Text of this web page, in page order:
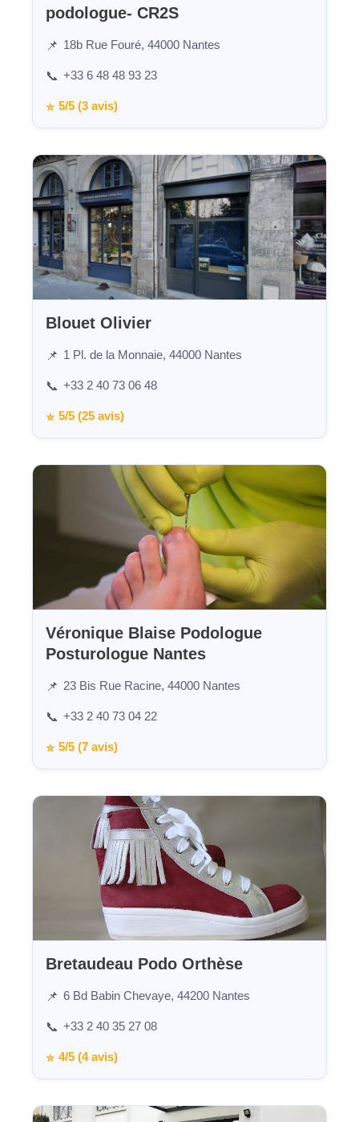
podologue- CR2S
📌 18b Rue Fouré, 44000 Nantes
📞 +33 6 48 48 93 23
⭐ 5/5 (3 avis)
Blouet Olivier
📌 1 Pl. de la Monnaie, 44000 Nantes
📞 +33 2 40 73 06 48
⭐ 5/5 (25 avis)
Véronique Blaise Podologue
Posturologue Nantes
📌 23 Bis Rue Racine, 44000 Nantes
📞 +33 2 40 73 04 22
⭐ 5/5 (7 avis)
Bretaudeau Podo Orthèse
📌 6 Bd Babin Chevaye, 44200 Nantes
📞 +33 2 40 35 27 08
⭐ 4/5 (4 avis)